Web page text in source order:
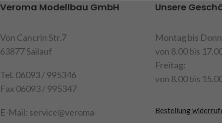
Veroma Modellbau GmbH
Von Cancrin Str.7
63877 Sailauf
Tel. 06093 / 995346
Fax 06093 / 995347
E-Mail: service@veroma-
Unsere
Montag bis
von 8.00 bis
Freitag:
von 8.00 bis
Bestellung